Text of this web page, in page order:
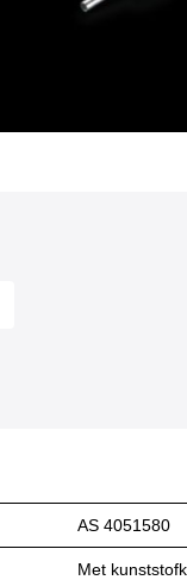
AS 4051580
Met